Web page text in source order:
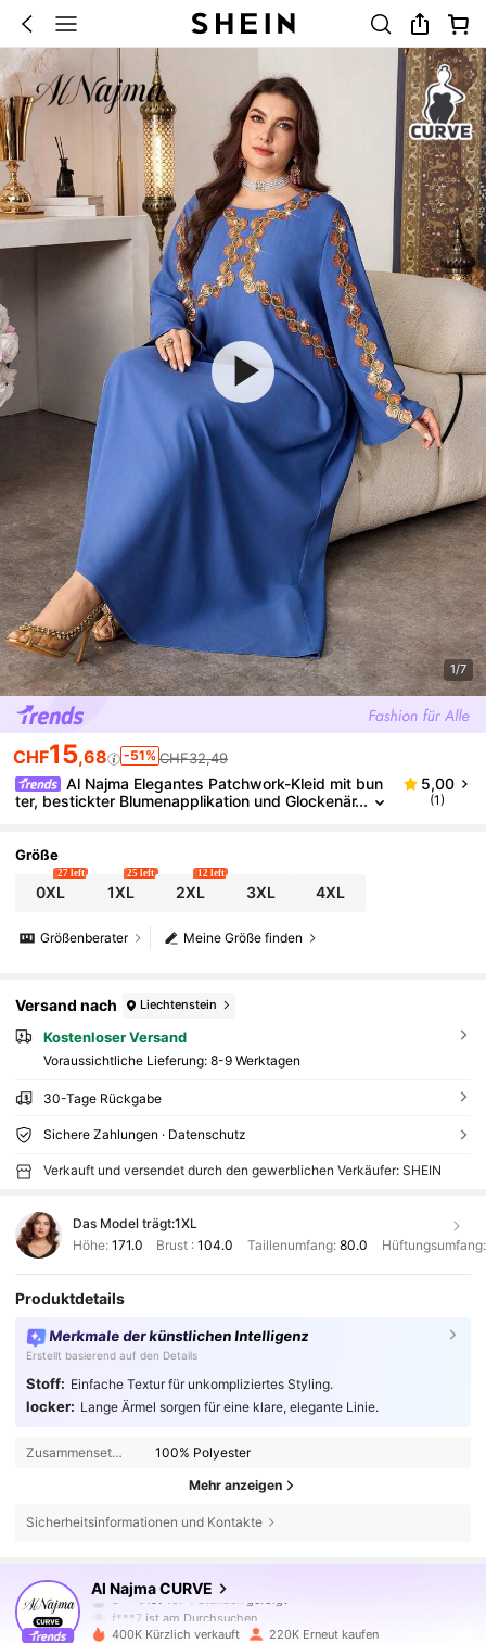
1/7
CHF15,68 -51% CHF32,49
Al Najma Elegantes Patchwork-Kleid mit bun
ter, bestickter Blumenapplikation und Glockenär
5,00
(1)
Größe
0XL
27 left
1XL
25 left
2XL
12 left
3XL 4XL
Meine Größe finden
Größenberater
Versand nach Liechtenstein
Kostenloser Versand
Voraussichtliche Lieferung: 8-9 Werktagen
30-Tage Rückgabe
Sichere Zahlungen · Datenschutz
Verkauft und versendet durch den gewerblichen Verkäufer: SHEIN
Das Model trägt:1XL
Höhe: 171.0 Brust :104.0 Taillenumfang: 80.0
Produktdetails
Merkmale der künstlichen Intelligenz
Erstellt basierend auf den Details
Stoff: Einfache Textur für unkompliziertes Styling.
locker: Lange Ärmel sorgen für eine klare, elegante Linie.
Zusammensetzung: 100% Polyester
Mehr anzeigen
Sicherheitsinformationen und Kontakte
Al Najma CURVE
f***7ist am Durchsuchen
4,84
101K Follower
400K Kürzlich verkauft 220K Erneut kaufen